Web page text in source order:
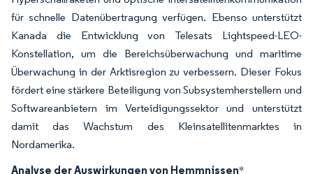
für schnelle Datenübertragung verfügen. Ebenso unterstützt
Kanada die Entwicklung von Telesats Lightspeed-LEO-
Konstellation, um die Bereichsüberwachung und maritime
Überwachung in der Arktisregion zu verbessern. Dieser Fokus
fördert eine stärkere Beteiligung von Subsystemherstellern und
Softwareanbietern im Verteidigungssektor und unterstützt
damit das Wachstum des Kleinsatellitenmarktes in
Nordamerika.
Analyse der Auswirkungen von Hemmnissen*